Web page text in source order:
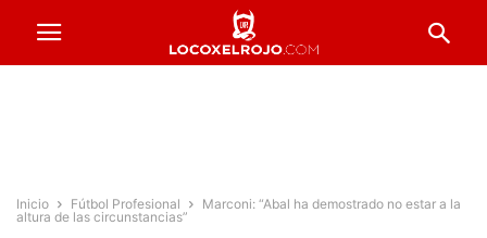
Inicio Fútbol Profesional
Marconi: “Abal ha demostrado no estar a la
altura de las circunstancias”